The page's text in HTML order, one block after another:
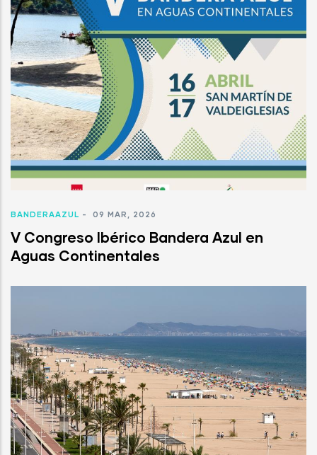
BANDERAAZUL - 09 MAR, 2026
V Congreso Ibérico Bandera Azul en
Aguas Continentales